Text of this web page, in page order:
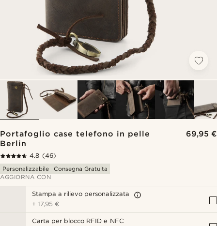
Portafoglio case telefono in pelle
Berlin
69,95 €
4.8 (46)
Personalizzabile
Consegna Gratuita
AGGIORNA CON
Stampa a rilievo personalizzata
+17,95 €
Carta per blocco RFID e NFC